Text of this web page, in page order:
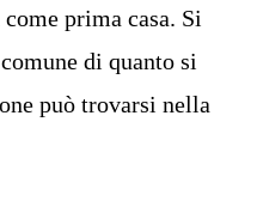
come prima casa. Si
di quanto si
può trovarsi nella